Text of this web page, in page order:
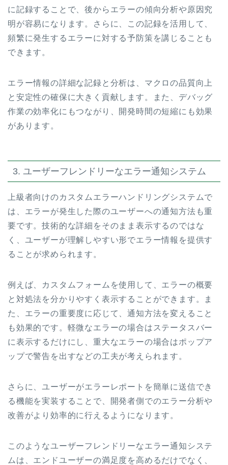
に記録することで、後からエラーの傾向分析や原因究
明が容易になります。さらに、この記録を活用して、
頻繁に発生するエラーに対する予防策を講じることも
できます。
エラー情報の詳細な記録と分析は、マクロの品質向上
と安定性の確保に大きく貢献します。また、デバッグ
作業の効率化にもつながり、開発時間の短縮にも効果
があります。
3. ユーザーフレンドリーなエラー通知システム
上級者向けのカスタムエラーハンドリングシステムで
は、エラーが発生した際のユーザーへの通知方法も重
要です。技術的な詳細をそのまま表示するのではな
く、ユーザーが理解しやすい形でエラー情報を提供す
ることが求められます。
例えば、カスタムフォームを使用して、エラーの概要
と対処法を分かりやすく表示することができます。ま
た、エラーの重要度に応じて、通知方法を変えること
も効果的です。軽微なエラーの場合はステータスバー
に表示するだけにし、重大なエラーの場合はポップア
ップで警告を出すなどの工夫が考えられます。
さらに、ユーザーがエラーレポートを簡単に送信でき
る機能を実装することで、開発者側でのエラー分析や
改善がより効率的に行えるようになります。
このようなユーザーフレンドリーなエラー通知システ
ムは、エンドユーザーの満足度を高めるだけでなく、